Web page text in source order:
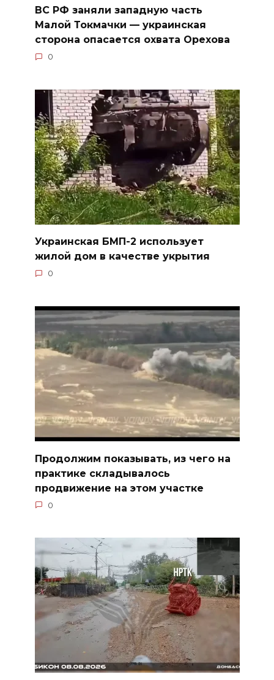
ВС РФ заняли западную часть
Малой Токмачки — украинская
сторона опасается охвата Орехова
0
Украинская БМП-2 использует
жилой дом в качестве укрытия
0
Продолжим показывать, из чего на
практике складывалось
продвижение на этом участке
0